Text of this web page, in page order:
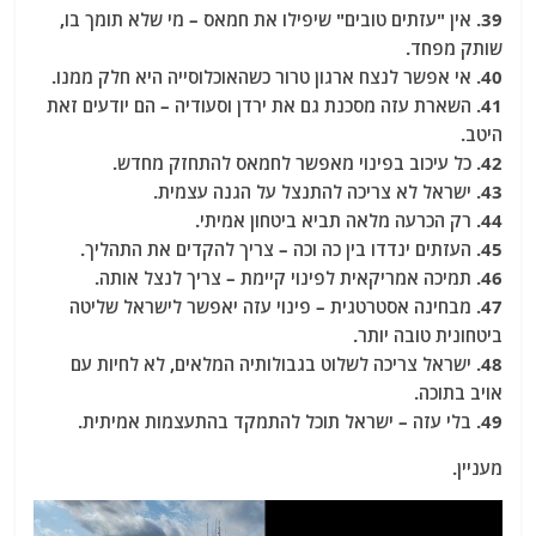
39. אין "עזתים טובים" שיפילו את חמאס – מי שלא תומך בו,
שותק מפחד.
40. אי אפשר לנצח ארגון טרור כשהאוכלוסייה היא חלק ממנו.
41. השארת עזה מסכנת גם את ירדן וסעודיה – הם יודעים זאת
היטב.
42. כל עיכוב בפינוי מאפשר לחמאס להתחזק מחדש.
43. ישראל לא צריכה להתנצל על הגנה עצמית.
44. רק הכרעה מלאה תביא ביטחון אמיתי.
45. העזתים ינדדו בין כה וכה – צריך להקדים את התהליך.
46. תמיכה אמריקאית לפינוי קיימת – צריך לנצל אותה.
47. מבחינה אסטרטגית – פינוי עזה יאפשר לישראל שליטה
ביטחונית טובה יותר.
48. ישראל צריכה לשלוט בגבולותיה המלאים, לא לחיות עם
אויב בתוכה.
49. בלי עזה – ישראל תוכל להתמקד בהתעצמות אמיתית.
מעניין.